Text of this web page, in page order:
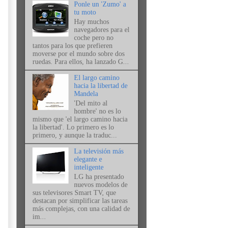
Ponle un 'Zumo' a
tu moto
Hay muchos
navegadores para el
coche pero no
tantos para los que prefieren
moverse por el mundo sobre dos
ruedas. Para ellos, ha lanzado G...
El largo camino
hacia la libertad de
Mandela
'Del mito al
hombre' no es lo
mismo que 'el largo camino hacia
la libertad'. Lo primero es lo
primero, y aunque la traduc...
La televisión más
elegante e
inteligente
LG ha presentado
nuevos modelos de
sus televisores Smart TV, que
destacan por simplificar las tareas
más complejas, con una calidad de
im...